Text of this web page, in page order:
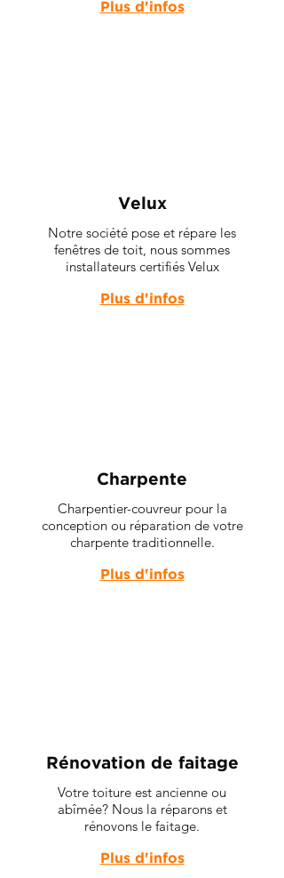
Plus d'infos
Velux
Notre société pose et répare les
fenêtres de toit, nous sommes
installateurs certifiés Velux
Plus d'infos
Charpente
Charpentier-couvreur pour la
conception ou réparation de votre
charpente traditionnelle.
Plus d'infos
Rénovation de faitage
Votre toiture est ancienne ou
abîmée? Nous la réparons et
rénovons le faitage.
Plus d'infos